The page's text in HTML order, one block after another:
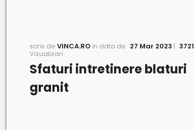
scris de VINCA.RO in data de 27 Mar 2023 | 3721
Vizualizari
Sfaturi intretinere blaturi
granit